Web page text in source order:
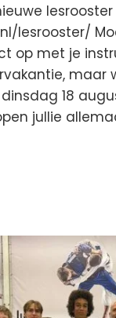
lesrooster/
op met je
maar
18
jullie